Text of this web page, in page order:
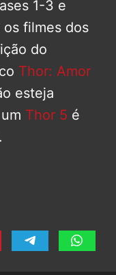
1-3 e
filmes dos
do
Thor: Amor
esteja
Thor 5 é